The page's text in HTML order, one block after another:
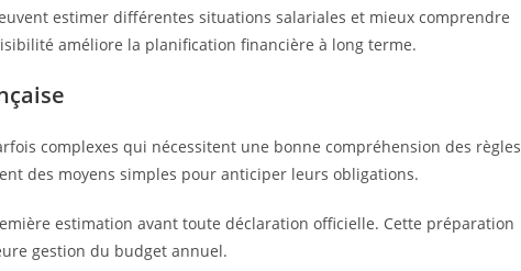
estimer différentes situations salariales et mieux comprendre
améliore la planification financière à long terme.
complexes qui nécessitent une bonne compréhension des règles
des moyens simples pour anticiper leurs obligations.
estimation avant toute déclaration officielle. Cette préparation
gestion du budget annuel.